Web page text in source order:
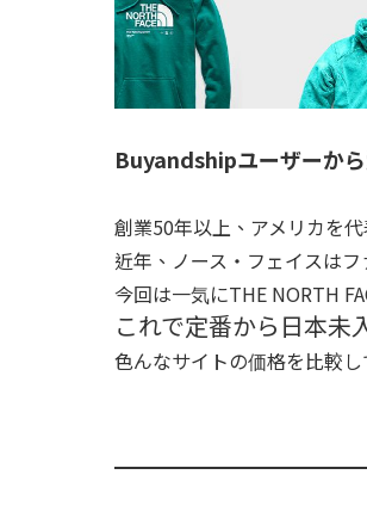
Buyandshipユーザーか
創業50年以上、アメリカを
近年、ノース・フェイスは
今回は一気にTHE NORTH
これで定番から日本未
色んなサイトの価格を比較